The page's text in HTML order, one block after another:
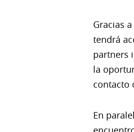
Gracias
tendrá
partners
la
contacto
En